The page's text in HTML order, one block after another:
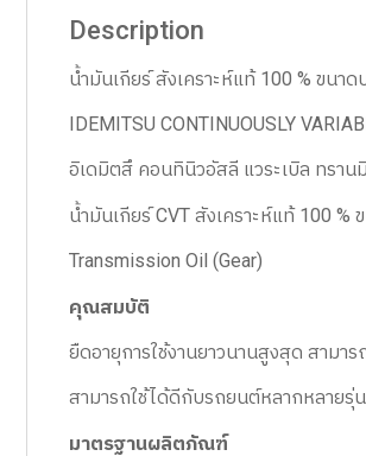
Description
น้ำมันเกียร์ สังเคราะห์แท้ 100 % ขนา
IDEMITSU CONTINUOUSLY
อิเดมิตสึ คอนทินิวอัสลี แวระเบิล ทราน
น้ำมันเกียร์ CVT สังเคราะห์แท้ 100 %
Transmission Oil (Gear)
คุณสมบัติ
ยืดอายุการใช้งานยาวนานสูงสุด สามา
สามารถใช้ได้ดีกับรถยนต์หลากหลายรุ่
มาตรฐานผลิตภัณฑ์